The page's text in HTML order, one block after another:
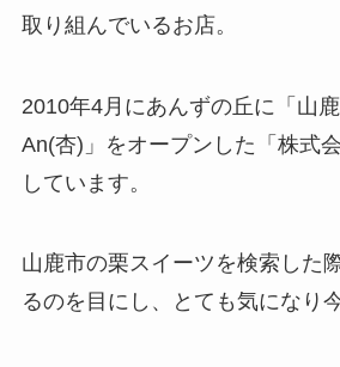
取り組んでいるお店。
2010年4月にあんずの丘に「山
An(杏)」をオープンした「株式
しています。
山鹿市の栗スイーツを検索した
るのを目にし、とても気になり